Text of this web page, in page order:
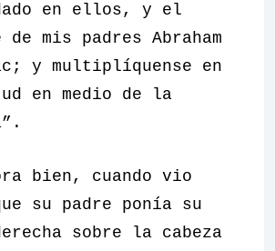
en ellos, y el
de mis padres Abraham
y multiplíquense en
en medio de la
bien, cuando vio
su padre ponía su
sobre la cabeza